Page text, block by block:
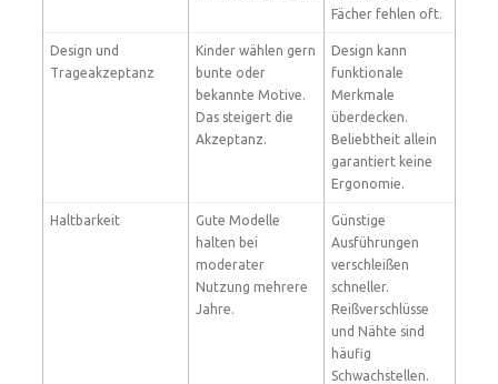
Fächer fehlen oft.
Design und
Trageakzeptanz
Kinder wählen gern
bunte oder
bekannte Motive.
Das steigert die
Akzeptanz.
Design kann
funktionale
Merkmale
überdecken.
Beliebtheit allein
garantiert keine
Ergonomie.
Haltbarkeit
Gute Modelle
halten bei
moderater
Nutzung mehrere
Jahre.
Günstige
Ausführungen
verschleißen
schneller.
Reißverschlüsse
und Nähte sind
häufig
Schwachstellen.